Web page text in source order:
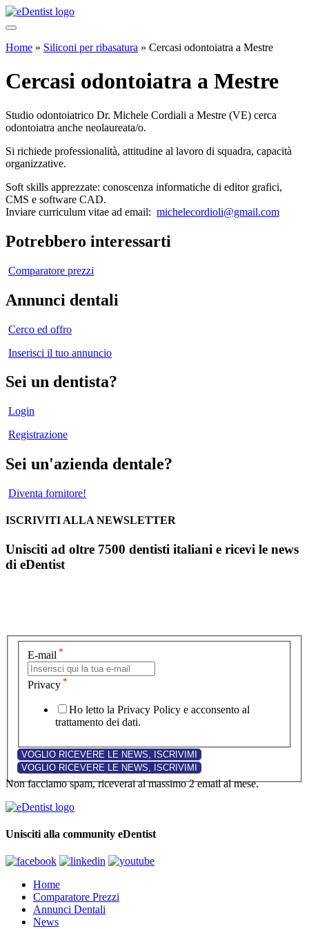
Home » Siliconi per ribasatura » Cercasi odontoiatra a Mestre
Cercasi odontoiatra a Mestre
Studio odontoiatrico Dr. Michele Cordiali a Mestre (VE) cerca
odontoiatra anche neolaureata/o.
Si richiede professionalità, attitudine al lavoro di squadra, capacità
organizzative.
Soft skills apprezzate: conoscenza informatiche di editor grafici,
CMS e software CAD.
Inviare curriculum vitae ad email: michelecordioli@gmail.com
Potrebbero interessarti
Comparatore prezzi
Annunci dentali
Cerco ed offro
Inserisci il tuo annuncio
Sei un dentista?
Login
Registrazione
Sei un'azienda dentale?
Diventa fornitore!
ISCRIVITI ALLA NEWSLETTER
Unisciti ad oltre 7500 dentisti italiani e ricevi le news
di eDentist
E-mail *
Privacy *
Ho letto la Privacy Policy e acconsento al
trattamento dei dati.
Non facciamo spam, riceverai al massimo 2 email al mese.
Unisciti alla community eDentist
Home
Comparatore Prezzi
Annunci Dentali
News